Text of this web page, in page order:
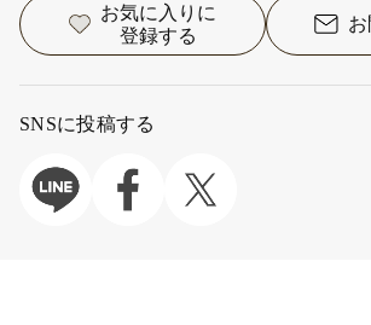
お気に入りに
登録する
SNSに投稿する